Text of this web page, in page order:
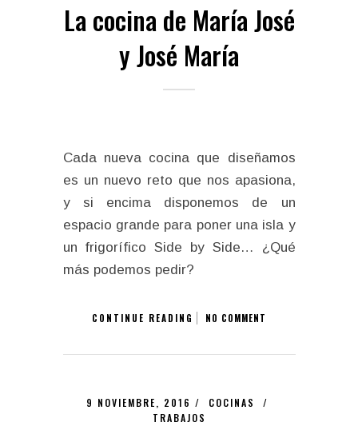
La cocina de María José
y José María
Cada nueva cocina que diseñamos
es un nuevo reto que nos apasiona,
y si encima disponemos de un
espacio grande para poner una isla y
un frigorífico Side by Side… ¿Qué
más podemos pedir?
CONTINUE READING NO COMMENT
9 NOVIEMBRE, 2016 / COCINAS
/
TRABAJOS